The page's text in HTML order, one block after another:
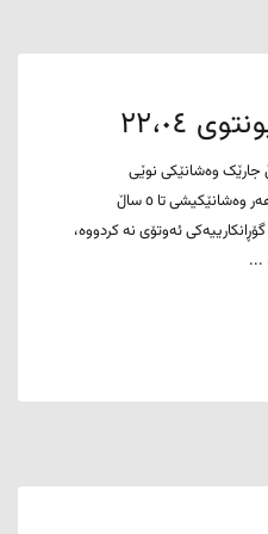
٢٢،٠٤
دەزانن کە ئوبونتو ٢ ساڵ جارێک وەشانێکی نوێی
سیستەمەکەی دەخاتە بازاڕەوە و هەر وەشانێكیشی تا ٥ ساڵ
ئەوتۆی نە کردووە،
...